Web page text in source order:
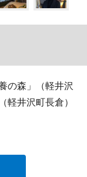
の森」（軽井沢
井沢町長倉）